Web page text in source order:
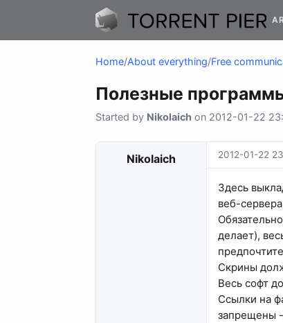
Home/About everything/Free
Полезные
Started by Nikolaich on 2012-01-22
Nikolaich 2012-01-22
Здесь
веб-
делает),
Скрины
Весь софт
Ссылки на
запрещены